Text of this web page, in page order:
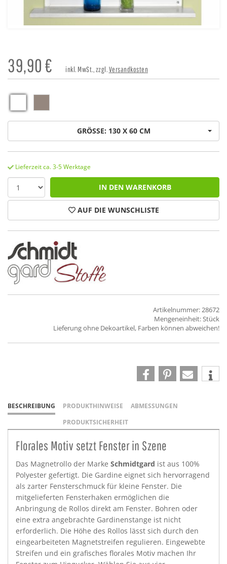
39,90€ inkl. MwSt., zzgl.Versandkosten
GRÖSSE: 130 X 60 CM
Lieferzeit ca. 3-5 Werktage
IN DEN WARENKORB
AUF DIE WUNSCHLISTE
Artikelnummer: 28672
Mengeneinheit: Stück
Lieferung ohne Dekoartikel, Farben können abweichen!
BESCHREIBUNG PRODUKTHINWEISE
ABMESSUNGEN
PRODUKTSICHERHEIT
Florales Motiv setzt Fenster in Szene
Das Magnetrollo der Marke Schmidtgard ist aus 100%
Polyester gefertigt. Die Gardine eignet sich hervorragend
als zarter Fensterschmuck für kleine Fenster. Die
mitgelieferten Fensterhaken ermöglichen die
Anbringung de Rollos direkt am Fenster. Bohren oder
eine extra angebrachte Gardinenstange ist nicht
erforderlich. Die Höhe des Rollos lässt sich durch den
eingearbeiteten Magnetstreifen regulieren. Eingewebte
Streifen und ein grafisches florales Motiv machen Ihr